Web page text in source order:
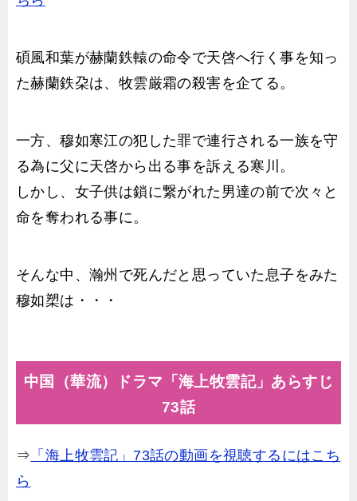
碩風和葉が赫蘭鉄轅の命令で天啓へ行く事を知っ
た赫蘭鉄朶は、牧雲厳霜の殺害を企てる。
一方、穆如寒江の犯した罪で連行される一族を守
る為に父に天啓から出る事を訴える寒川。
しかし、女子供は鎖に繋がれた男達の前で次々と
命を奪われる事に。
そんな中、瀚州で死んだと思っていた息子をみた
穆如槊は・・・
中国（華流）ドラマ「海上牧雲記」あらすじ
73話
⇒ 「海上牧雲記」73話の動画を視聴するにはこち
ら